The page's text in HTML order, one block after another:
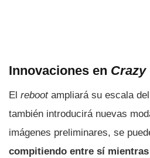
Innovaciones en Crazy
El rebootampliará su escala
también introducirá nuevas
imágenes preliminares, se
compitiendo entre sí